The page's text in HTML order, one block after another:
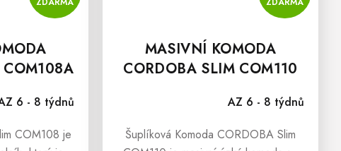
6 - 8 týdnů
COM108 je
MASIVNÍ KOMODA
CORDOBA SLIM COM110
AZ 6 - 8 týdnů
Šuplíková Komoda CORDOBA Slim